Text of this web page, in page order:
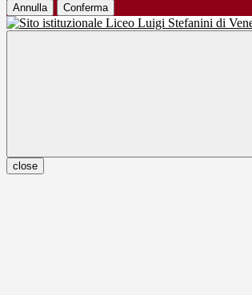
Annulla Conferma
close